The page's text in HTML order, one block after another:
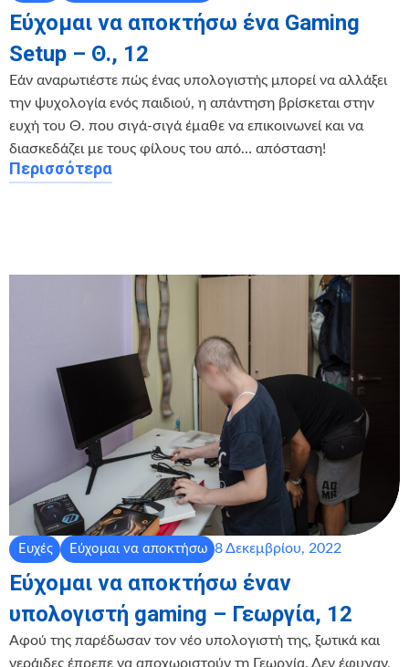
Εύχομαι να αποκτήσω ένα Gaming
Setup – Θ., 12
Εάν αναρωτιέστε πώς ένας υπολογιστής μπορεί να αλλάξει
την ψυχολογία ενός παιδιού, η απάντηση βρίσκεται στην
ευχή του Θ. που σιγά-σιγά έμαθε να επικοινωνεί και να
διασκεδάζει με τους φίλους του από… απόσταση!
Περισσότερα
Ευχές Εύχομαι να αποκτήσω 8 Δεκεμβρίου, 2022
Εύχομαι να αποκτήσω έναν
υπολογιστή gaming – Γεωργία, 12
Αφού της παρέδωσαν τον νέο υπολογιστή της, ξωτικά και
νεράιδες έπρεπε να αποχωριστούν τη Γεωργία. Δεν έφυγαν,